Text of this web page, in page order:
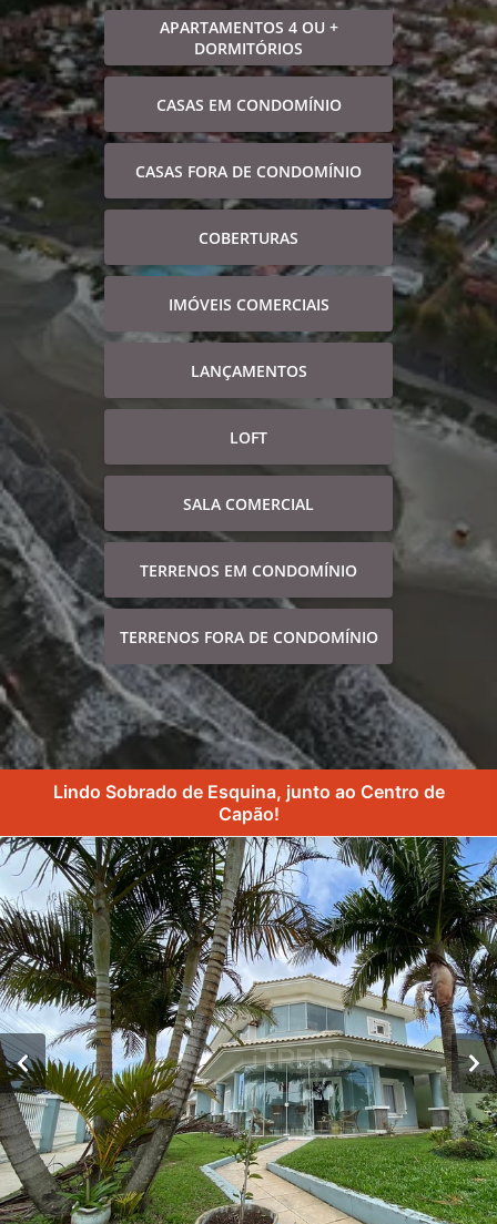
APARTAMENTOS 4 OU +
DORMITÓRIOS
CASAS EM CONDOMÍNIO
CASAS FORA DE CONDOMÍNIO
COBERTURAS
IMÓVEIS COMERCIAIS
LANÇAMENTOS
LOFT
SALA COMERCIAL
TERRENOS EM CONDOMÍNIO
TERRENOS FORA DE CONDOMÍNIO
Lindo Sobrado de Esquina, junto ao Centro de
Capão!